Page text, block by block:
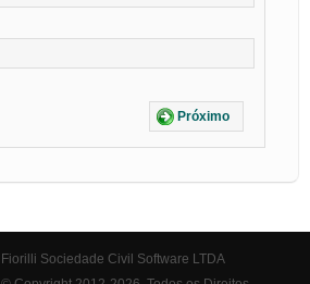
Próximo
Fiorilli Sociedade Civil Software LTDA